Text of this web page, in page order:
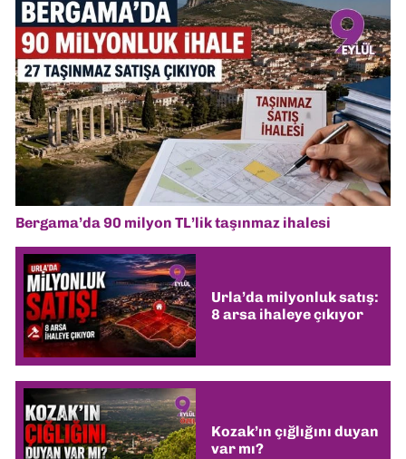
Bergama’da 90 milyon TL’lik taşınmaz ihalesi
Urla’da milyonluk satış:
8 arsa ihaleye çıkıyor
Kozak’ın çığlığını duyan
var mı?